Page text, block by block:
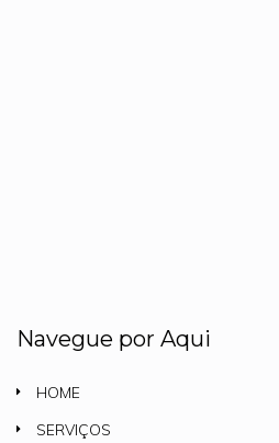
Navegue por Aqui
HOME
SERVIÇOS